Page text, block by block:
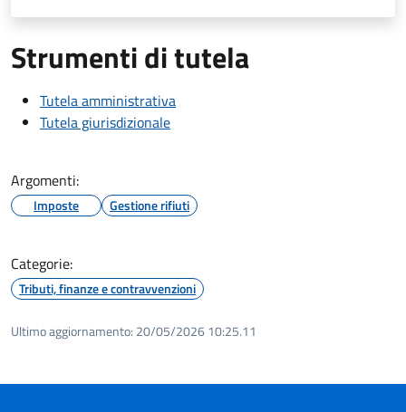
Strumenti di tutela
Tutela amministrativa
Tutela giurisdizionale
Argomenti:
Imposte Gestione rifiuti
Categorie:
Tributi, finanze e contravvenzioni
Ultimo aggiornamento: 20/05/2026 10:25.11